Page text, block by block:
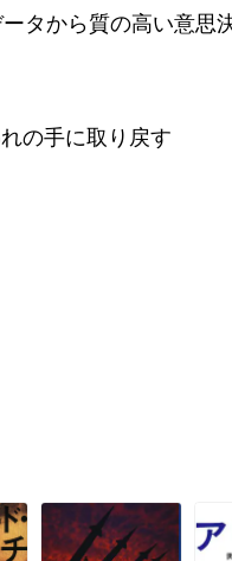
タから質の高い意思
の手に取り戻す